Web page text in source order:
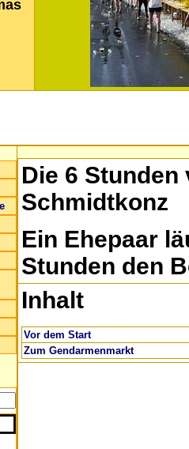
Die 6
Schmidtkonz
Ein Ehepaar
Stunden den
Inhalt
Vor dem Start
Zum Gendarmenmarkt